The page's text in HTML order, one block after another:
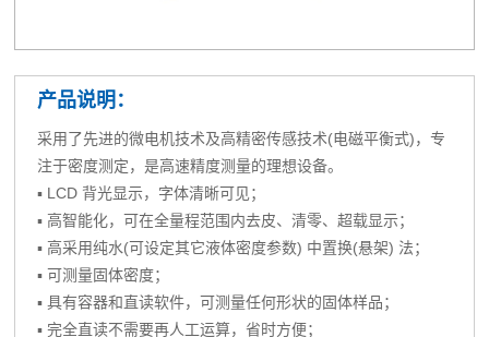
产品说明：
采用了先进的微电机技术及高精密传感技术(电磁平衡式)，专
注于密度测定，是高速精度测量的理想设备。
▪ LCD 背光显示，字体清晰可见；
▪ 高智能化，可在全量程范围内去皮、清零、超载显示；
▪ 高采用纯水(可设定其它液体密度参数) 中置换(悬架) 法；
▪ 可测量固体密度；
▪ 具有容器和直读软件，可测量任何形状的固体样品；
▪ 完全直读不需要再人工运算，省时方便；